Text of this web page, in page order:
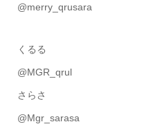
@merry_qrusara
くるる
@MGR_qrul
さらさ
@Mgr_sarasa